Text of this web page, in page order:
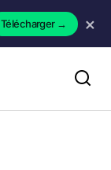
Télécharger→ ×